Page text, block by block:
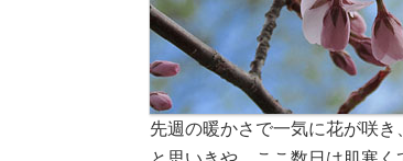
先週の暖かさで一気に花が咲き